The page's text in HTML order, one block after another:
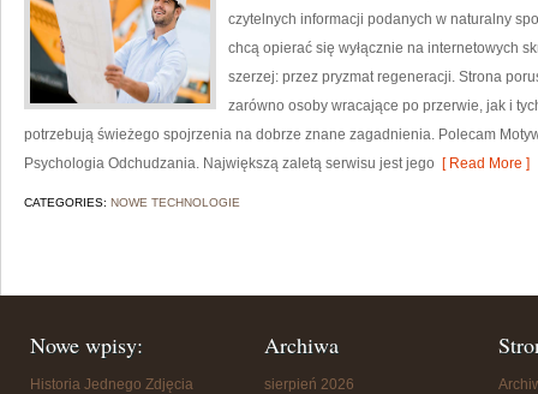
czytelnych informacji podanych w naturalny
chcą opierać się wyłącznie na internetowych
szerzej: przez pryzmat regeneracji. Strona
zarówno osoby wracające po przerwie, jak i
potrzebują świeżego spojrzenia na dobrze znane zagadnienia. Polecam
Psychologia Odchudzania. Największą zaletą serwisu jest jego [ Read More ]
CATEGORIES: NOWE TECHNOLOGIE
Nowe wpisy:
Historia Jednego Zdjęcia
Archiwa
sierpień 2026